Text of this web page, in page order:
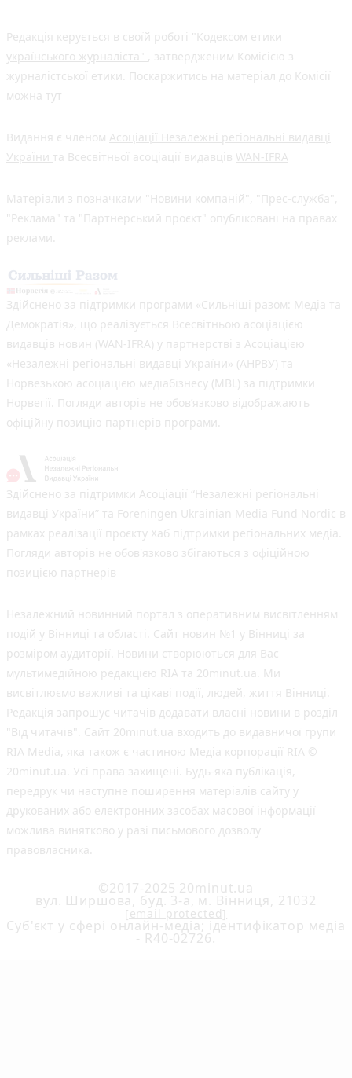
Редакція керується в своїй роботі "Кодексом етики
українського журналіста"
, затвердженим Комісією з
журналістської етики. Поскаржитись на матеріал до Комісії
можна тут
Видання є членом Асоціації Незалежні регіональні видавці
України та Всесвітньої асоціації видавців WAN-IFRA
Матеріали з позначками "Новини компаній", "Прес-служба",
"Реклама" та "Партнерський проєкт" опубліковані на правах
реклами.
Здійснено за підтримки програми «Сильніші разом: Медіа та
Демократія», що реалізується Всесвітньою асоціацією
видавців новин (WAN-IFRA) у партнерстві з Асоціацією
«Незалежні регіональні видавці України» (АНРВУ) та
Норвезькою асоціацією медіабізнесу (MBL) за підтримки
Норвегії. Погляди авторів не обов’язково відображають
офіційну позицію партнерів програми.
Здійснено за підтримки Асоціації “Незалежні регіональні
видавці України” та Foreningen Ukrainian Media Fund Nordic в
рамках реалізації проєкту Хаб підтримки регіональних медіа.
Погляди авторів не обов'язково збігаються з офіційною
позицією партнерів
Незалежний новинний портал з оперативним висвітленням
подій у Вінниці та області. Сайт новин №1 у Вінниці за
розміром аудиторії. Новини створюються для Вас
мультимедійною редакцією RIA та 20minut.ua. Ми
висвітлюємо важливі та цікаві події, людей, життя Вінниці.
Редакція запрошує читачів додавати власні новини в розділ
"Від читачів". Сайт 20minut.ua входить до видавничої групи
RIA Media, яка також є частиною Медіа корпорації RIA ©
20minut.ua. Усі права захищені. Будь-яка публiкацiя,
передрук чи наступне поширення матеріалів сайту у
друкованих або електронних засобах масової інформації
можлива винятково у разі письмового дозволу
правовласника.
©2017-2025 20minut.ua
вул. Ширшова, буд. 3-а, м. Вінниця, 21032
[email protected]
Cуб'єкт у сфері онлайн-медіа; ідентифікатор медіа
- R40-02726.